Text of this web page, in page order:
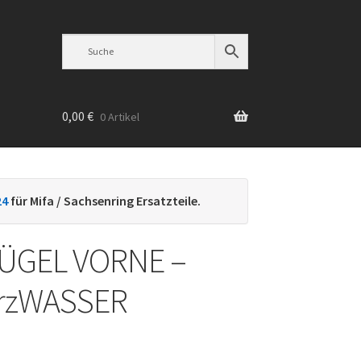
0,00 € 0 Artikel
für Mifa / Sachsenring Ersatzteile.
VORNE –